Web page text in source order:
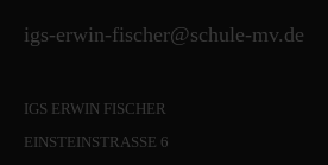
igs-erwin-fischer@schule-mv.de
IGS ERWIN FISCHER
EINSTEINSTRASSE 6